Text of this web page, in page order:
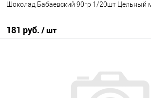
Шоколад Бабаевский 90гр 1/20шт Цельный
181 руб. / шт
В